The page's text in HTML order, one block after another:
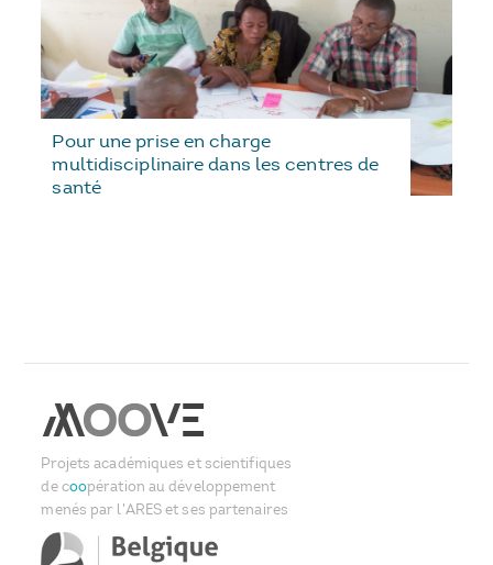
Pour une prise en charge
multidisciplinaire dans les centres de
santé
Projets académiques et scientifiques
de coopération au développement
menés par l'ARES et ses partenaires